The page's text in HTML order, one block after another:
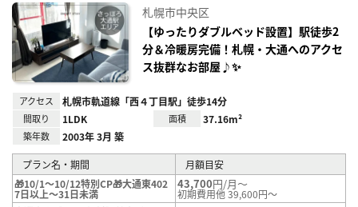
録
札幌市中央区
【ゆったりダブルベッド設置】駅徒歩2
分＆冷暖房完備！札幌・大通へのアクセ
ス抜群なお部屋♪✨
アクセス 札幌市軌道線「西４丁目駅」徒歩14分
間取り 1LDK 面積 37.16m²
築年数 2003年 3月 築
プラン名・期間
月額目安
🎁10/1～10/12特別CP🎁大通東402
7日以上～31日未満
43,700円/月～
初期費用他 39,600円～